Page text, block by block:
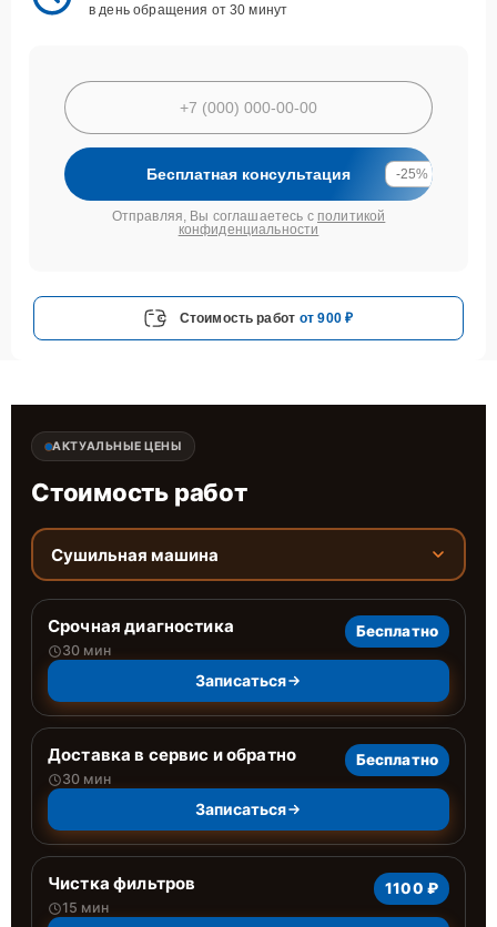
в день обращения от 30 минут
Бесплатная консультация -25%
Отправляя, Вы соглашаетесь с политикой
конфиденциальности
Стоимость работ от 900 ₽
АКТУАЛЬНЫЕ ЦЕНЫ
Стоимость работ
Сушильная машина
Срочная диагностика
30 мин
Бесплатно
Записаться
Доставка в сервис и обратно
30 мин
Бесплатно
Записаться
Чистка фильтров
15 мин
1100 ₽